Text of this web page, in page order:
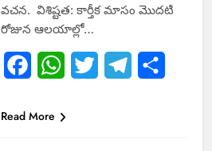
వచన. విశిష్టత: కార్తీక మాసం మొదటి
రోజున ఆలయాల్లో…
FacebookWhatsApp
Twitter Telegram
Read More